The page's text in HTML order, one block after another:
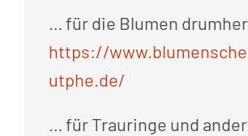
… für die Blumen
https://
utphe.de/
… für Trauringe und